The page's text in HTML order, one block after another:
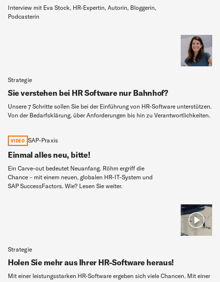
VIDEO SAP-Praxis
Einmal alles neu, bitte!
Ein Carve-out bedeutet Neuanfang. Röhm ergriff die
Chance – mit einem neuen, globalen HR-IT-System und
SAP SuccessFactors. Wie? Lesen Sie weiter.
Strategie
Holen Sie mehr aus Ihrer HR-Software heraus!
Mit einer leistungsstarken HR-Software ergeben sich viele Chancen. Mit einer
Strategie
Sie verstehen bei HR Software nur Bahnhof?
Unsere 7 Schritte sollen Sie bei der Einführung von HR-Software unterstützen.
Von der Bedarfsklärung, über Anforderungen bis hin zu Verantwortlichkeiten.
Interview mit Eva Stock, HR-Expertin, Autorin, Bloggerin,
Podcasterin